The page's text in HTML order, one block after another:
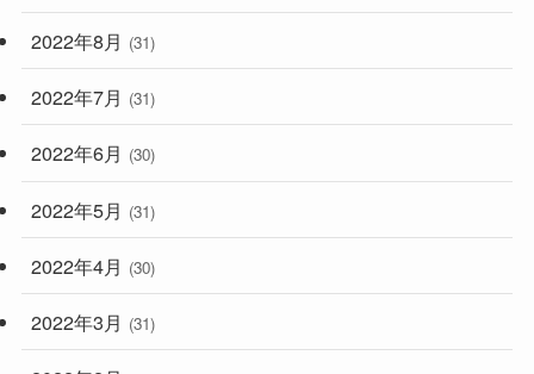
2022年8月 (31)
2022年7月 (31)
2022年6月 (30)
2022年5月 (31)
2022年4月 (30)
2022年3月 (31)